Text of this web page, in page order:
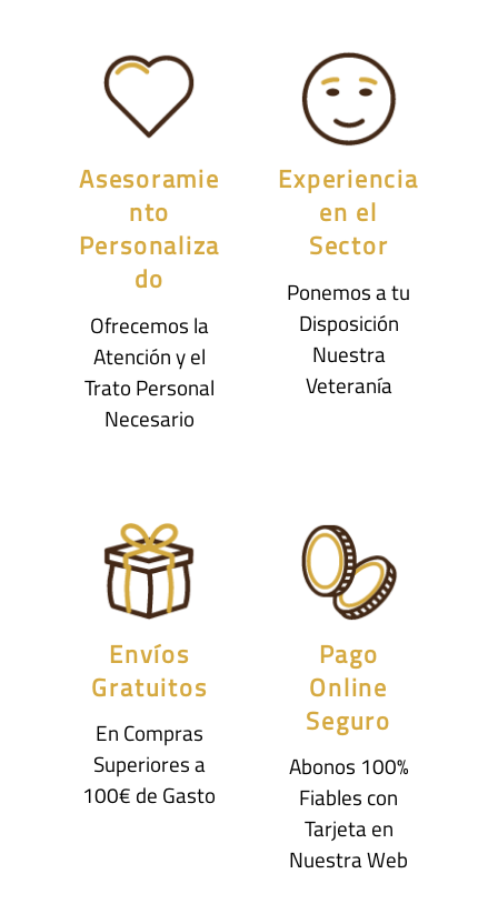
Asesoramie
nto
Personaliza
do
Ofrecemos la
Atención y el
Trato Personal
Necesario
Experiencia
en el
Sector
Ponemos a tu
Disposición
Nuestra
Veteranía
Envíos
Gratuitos
En Compras
Superiores a
100€ de Gasto
Pago
Online
Seguro
Abonos 100%
Fiables con
Tarjeta en
Nuestra Web